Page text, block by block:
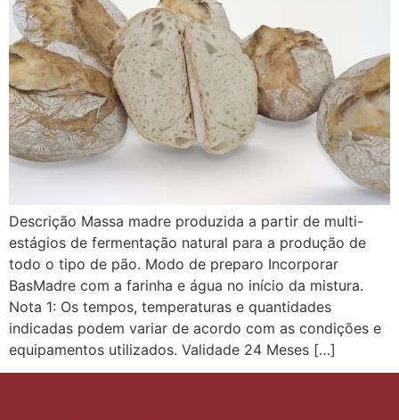
Descrição Massa madre produzida a partir de multi-
estágios de fermentação natural para a produção de
todo o tipo de pão. Modo de preparo Incorporar
BasMadre com a farinha e água no início da mistura.
Nota 1: Os tempos, temperaturas e quantidades
indicadas podem variar de acordo com as condições e
equipamentos utilizados. Validade 24 Meses […]